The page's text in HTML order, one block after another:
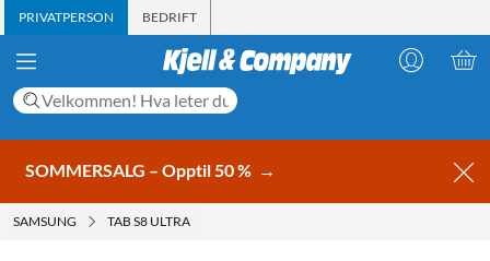
PRIVATPERSON BEDRIFT
SOMMERSALG – Opptil 50 % →
SAMSUNG TAB S8 ULTRA